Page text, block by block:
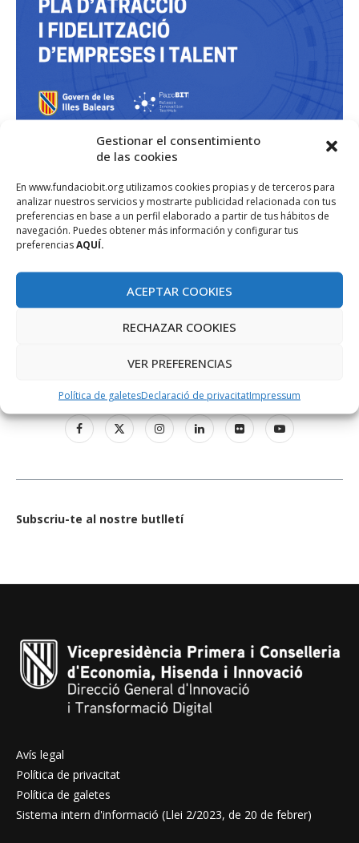
Gestionar el consentimiento
de las cookies
En www.fundaciobit.org utilizamos cookies propias y de terceros para
analizar nuestros servicios y mostrarte publicidad relacionada con tus
preferencias en base a un perfil elaborado a partir de tus hábitos de
navegación. Puedes obtener más información y configurar tus
preferenciasAQUÍ.
ACEPTAR COOKIES
RECHAZAR COOKIES
VER PREFERENCIAS
Política de galetesDeclaració de privacitatImpressum
Subscriu-te al nostre butlletí
Avís legal
Política de privacitat
Política de galetes
Sistema intern d'informació (Llei 2/2023, de 20 de febrer)